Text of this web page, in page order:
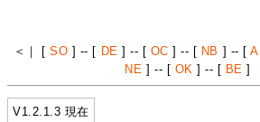
＜｜ [SO ] -- [ DE ] -- [ OC ] -- [ NB ] -- [
NE ] -- [ OK ] -- [ BE ]
V1.2.1.3 現在